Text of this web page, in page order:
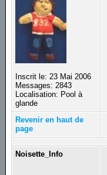
Inscrit le: 23 Mai 2006
Messages: 2843
Localisation: Pool à
glande
Revenir en haut de
page
Noisette_Info